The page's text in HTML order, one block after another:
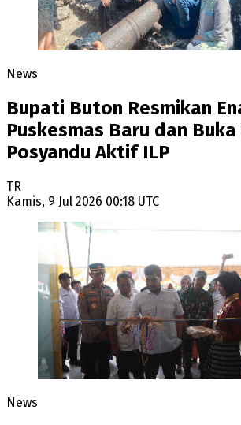
News
Bupati Buton Resmikan
Puskesmas Baru dan Buka
Posyandu Aktif ILP
TR
Kamis, 9 Jul 2026 00:18 UTC
News